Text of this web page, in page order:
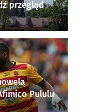
przegląd
Pululu